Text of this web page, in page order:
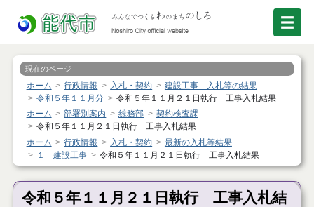
現在のページ
ホーム 行政情報 入札・契約
建設工事 入札等の結果
令和５年１１月分
令和５年１１月２１日執行 工事入札結果
ホーム
部署別案内 総務部
契約検査課
令和５年１１月２１日執行 工事入札結果
ホーム
行政情報 入札・契約
最新の入札等結果
１ 建設工事
令和５年１１月２１日執行 工事入札結果
令和５年１１月２１日執行 工事入札結